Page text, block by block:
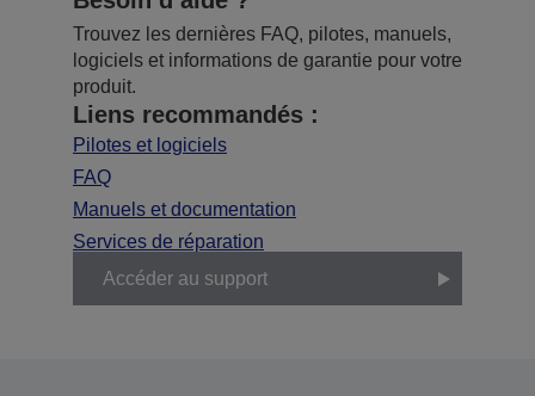
Trouvez les dernières FAQ, pilotes, manuels,
logiciels et informations de garantie pour votre
produit.
Liens recommandés :
Pilotes et logiciels
FAQ
Manuels et documentation
Services de réparation
Accéder au support